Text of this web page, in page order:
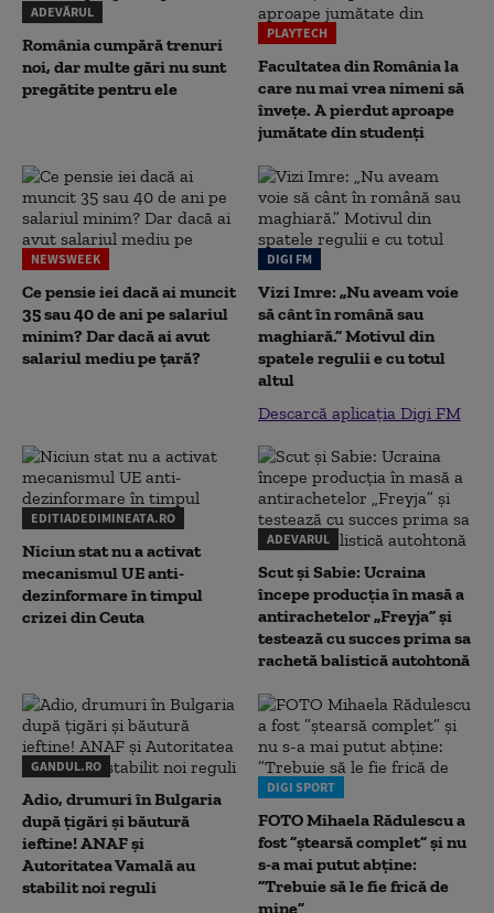
ADEVĂRUL
România cumpără trenuri
noi, dar multe gări nu sunt
pregătite pentru ele
PLAYTECH
Facultatea din România la
care nu mai vrea nimeni să
înveţe. A pierdut aproape
jumătate din studenţi
NEWSWEEK
Ce pensie iei dacă ai muncit
35 sau 40 de ani pe salariul
minim? Dar dacă ai avut
salariul mediu pe țară?
DIGI FM
Vizi Imre: „Nu aveam voie
să cânt în română sau
maghiară.” Motivul din
spatele regulii e cu totul
altul
Descarcă aplicația Digi FM
EDITIADEDIMINEATA.RO
Niciun stat nu a activat
mecanismul UE anti-
dezinformare în timpul
crizei din Ceuta
ADEVARUL
Scut și Sabie: Ucraina
începe producția în masă a
antirachetelor „Freyja” și
testează cu succes prima sa
rachetă balistică autohtonă
GANDUL.RO
Adio, drumuri în Bulgaria
după țigări și băutură
ieftine! ANAF și
Autoritatea Vamală au
stabilit noi reguli
DIGI SPORT
FOTO Mihaela Rădulescu a
fost ”ștearsă complet” și nu
s-a mai putut abține:
”Trebuie să le fie frică de
mine”